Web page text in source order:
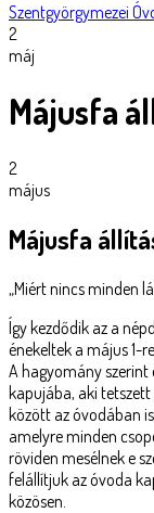
Szentgyörgymezei
2
máj
Májusfa
2
május
Májusfa
„Miért nincs minden
Így kezdődik az a
énekeltek a május 1-
A hagyomány
kapujába, aki tetszett
között az óvodában
amelyre minden
röviden mesélnek e
felállítjuk az óvoda
közösen.